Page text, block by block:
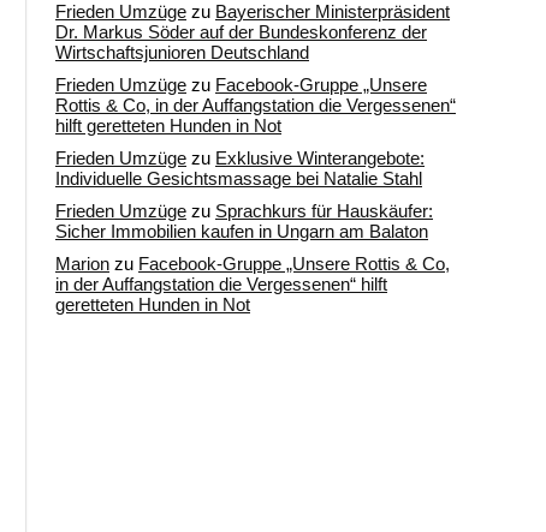
Frieden Umzüge zu Bayerischer Ministerpräsident
Dr. Markus Söder auf der Bundeskonferenz der
Wirtschaftsjunioren Deutschland
Frieden Umzüge zu Facebook-Gruppe „Unsere
Rottis & Co, in der Auffangstation die Vergessenen“
hilft geretteten Hunden in Not
Frieden Umzüge zu Exklusive Winterangebote:
Individuelle Gesichtsmassage bei Natalie Stahl
Frieden Umzüge zu Sprachkurs für Hauskäufer:
Sicher Immobilien kaufen in Ungarn am Balaton
Marion zu Facebook-Gruppe „Unsere Rottis & Co,
in der Auffangstation die Vergessenen“ hilft
geretteten Hunden in Not